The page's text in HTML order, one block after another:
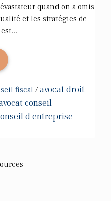
quand on a omis
et les stratégies de
fiscal /avocat droit
conseil
d entreprise